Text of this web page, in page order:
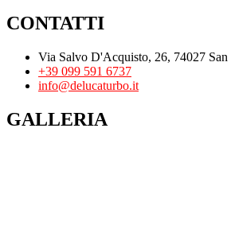
CONTATTI
Via Salvo D'Acquisto, 26, 74027
+39 099 591 6737
info@delucaturbo.it
GALLERIA